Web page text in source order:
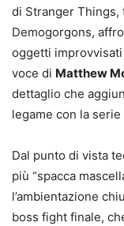
di Stranger Things,
Demogorgons,
oggetti
voce di Matthew
dettaglio che
legame con la
Dal punto di vista
più “spacca
l’ambientazione
boss fight finale,